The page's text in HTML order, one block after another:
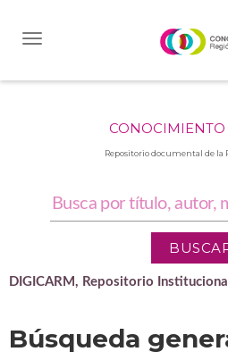
CONOCIMIENTO
Repositorio documental de la
DIGICARM, Repositorio
Búsqueda